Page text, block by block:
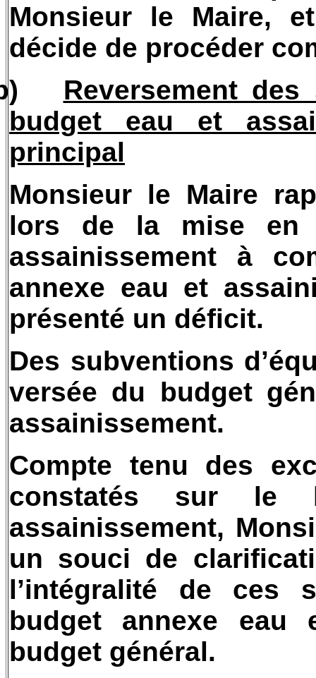
Monsieur le Maire,
décide de procéder
Reversement
budget eau et
principal
Monsieur le Maire
lors de la mise en
assainissement à
annexe eau et
présenté un déficit.
Des subventions
versée du budget
assainissement.
Compte tenu des
constatés sur le
assainissement,
un souci de
l’intégralité de ces
budget annexe eau
budget général.